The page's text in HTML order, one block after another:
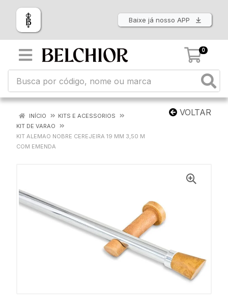
Baixe já nosso APP
0
VOLTAR
INÍCIO
KITS E ACESSORIOS
KIT DE VARAO
KIT ALEMAO NOBRE CEREJEIRA 19 MM 3,50 M
COM EMENDA